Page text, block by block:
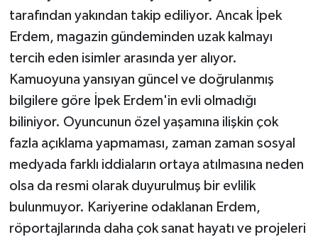
tarafından yakından takip ediliyor. Ancak İpek
Erdem, magazin gündeminden uzak kalmayı
tercih eden isimler arasında yer alıyor.
Kamuoyuna yansıyan güncel ve doğrulanmış
bilgilere göre İpek Erdem'in evli olmadığı
biliniyor. Oyuncunun özel yaşamına ilişkin çok
fazla açıklama yapmaması, zaman zaman sosyal
medyada farklı iddiaların ortaya atılmasına neden
olsa da resmi olarak duyurulmuş bir evlilik
bulunmuyor. Kariyerine odaklanan Erdem,
röportajlarında daha çok sanat hayatı ve projeleri